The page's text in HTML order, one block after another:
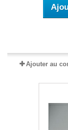
Ajouter au